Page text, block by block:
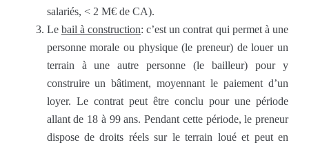
salariés, < 2 M€ de CA).
Le bail à construction: c’est un contrat qui permet à une
personne morale ou physique (le preneur) de louer un
terrain à une autre personne (le bailleur) pour y
construire un bâtiment, moyennant le paiement d’un
loyer. Le contrat peut être conclu pour une période
allant de 18 à 99 ans. Pendant cette période, le preneur
dispose de droits réels sur le terrain loué et peut en